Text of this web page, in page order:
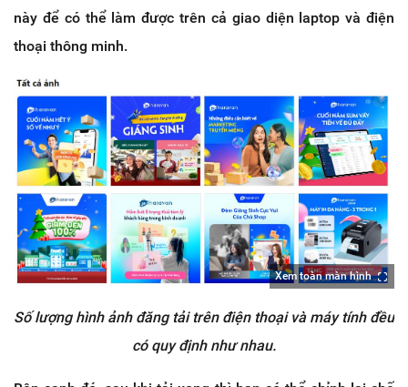
này để có thể làm được trên cả giao diện laptop và điện
thoại thông minh.
Xem toàn màn hình
Số lượng hình ảnh đăng tải trên điện thoại và máy tính đều
có quy định như nhau.